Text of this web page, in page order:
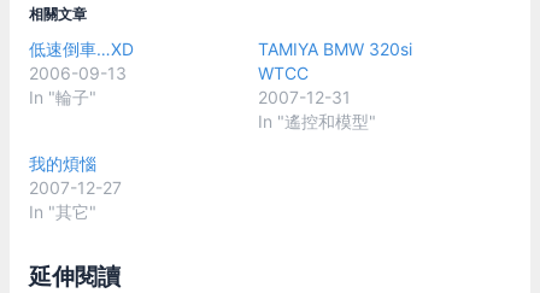
相關文章
低速倒車…XD
2006-09-13
In "輪子"
TAMIYA BMW 320si
WTCC
2007-12-31
In "遙控和模型"
我的煩惱
2007-12-27
In "其它"
延伸閱讀